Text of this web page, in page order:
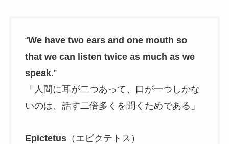
“We have two ears and one mouth so
that we can listen twice as much as we
speak.”
「人間に耳が二つあって、口が一つしかな
いのは、話す二倍多くを聞くためである」
Epictetus（エピクテトス）